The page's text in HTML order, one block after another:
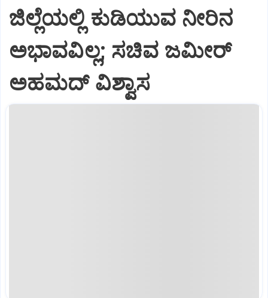
ಜಿಲ್ಲೆಯಲ್ಲಿ ಕುಡಿಯುವ ನೀರಿನ
ಅಭಾವವಿಲ್ಲ; ಸಚಿವ ಜಮೀರ್
ಅಹಮದ್ ವಿಶ್ವಾಸ